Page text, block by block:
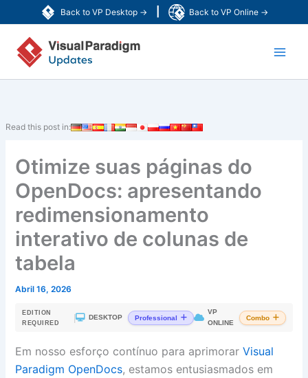
Back to VP Desktop → Back to VP Online →
to
content
Read this post in:
Otimize suas páginas do
OpenDocs: apresentando
redimensionamento
interativo de colunas de
tabela
Abril 16, 2026
EDITION
REQUIRED
DESKTOP Professional
VP
ONLINE
Combo
Em nosso esforço contínuo para aprimorarVisual
Paradigm OpenDocs, estamos entusiasmados em